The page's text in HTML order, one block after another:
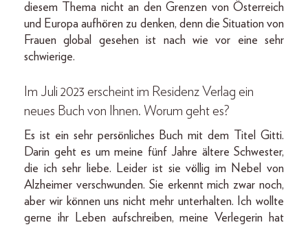
diesem Thema nicht an den Grenzen von Österreich
und Europa aufhören zu denken, denn die Situation von
Frauen global gesehen ist nach wie vor eine sehr
schwierige.
Im Juli 2023 erscheint im Residenz Verlag ein
neues Buch von Ihnen. Worum geht es?
Es ist ein sehr persönliches Buch mit dem Titel Gitti.
Darin geht es um meine fünf Jahre ältere Schwester,
die ich sehr liebe. Leider ist sie völlig im Nebel von
Alzheimer verschwunden. Sie erkennt mich zwar noch,
aber wir können uns nicht mehr unterhalten. Ich wollte
gerne ihr Leben aufschreiben, meine Verlegerin hat